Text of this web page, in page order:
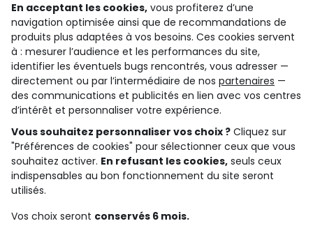
qui sommes-nous ?
besoin d'aide ?
le club fidélité
notre catalogue
Conditions générales de ventes et d'utilisation
Conditions d’utilisation des réseaux sociaux
Politique de confidentialité
Cookies et données personnelles
En acceptant les cookies, vous profiterez d’une
navigation optimisée ainsi que de recommandations de
produits plus adaptées à vos besoins. Ces cookies servent
à : mesurer l’audience et les performances du site,
identifier les éventuels bugs rencontrés, vous adresser —
directement ou par l’intermédiaire de nos partenaires —
des communications et publicités en lien avec vos centres
d’intérêt et personnaliser votre expérience.
Vous souhaitez personnaliser vos choix ? Cliquez sur
"Préférences de cookies" pour sélectionner ceux que vous
souhaitez activer. En refusant les cookies, seuls ceux
indispensables au bon fonctionnement du site seront
utilisés.
Vos choix seront conservés 6 mois.